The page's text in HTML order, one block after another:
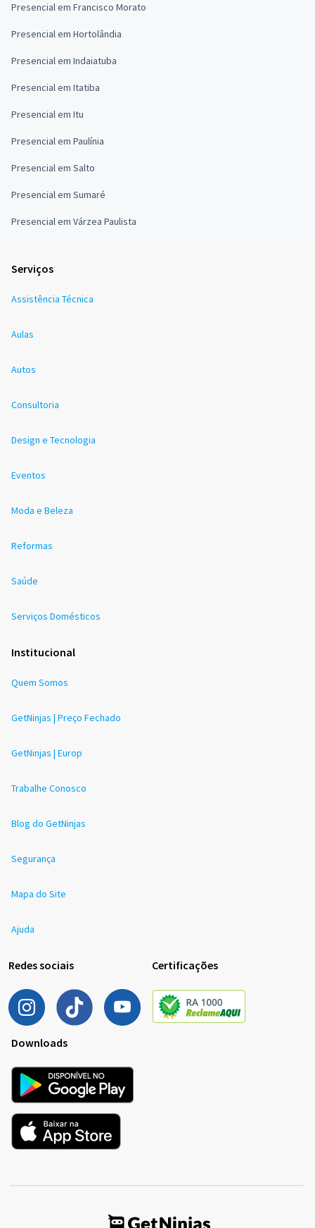
Presencial em Francisco Morato
Presencial em Hortolândia
Presencial em Indaiatuba
Presencial em Itatiba
Presencial em Itu
Presencial em Paulínia
Presencial em Salto
Presencial em Sumaré
Presencial em Várzea Paulista
Serviços
Assistência Técnica
Aulas
Autos
Consultoria
Design e Tecnologia
Eventos
Moda e Beleza
Reformas
Saúde
Serviços Domésticos
Institucional
Quem Somos
GetNinjas | Preço Fechado
GetNinjas | Europ
Trabalhe Conosco
Blog do GetNinjas
Segurança
Mapa do Site
Ajuda
Redes sociais Certificações
Downloads